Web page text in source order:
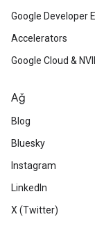
Google Developer
Accelerators
Google Cloud &
Ağ
Blog
Bluesky
Instagram
LinkedIn
X (Twitter)